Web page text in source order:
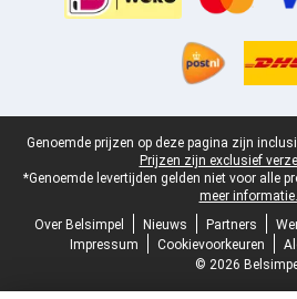
Juridische voettekst
Genoemde prijzen op deze pagina zijn
Prijzen zijn exclusief
*Genoemde levertijden gelden niet voor alle
meer informatie.
Over Belsimpel
Nieuws Partners
Impressum
Cookievoorkeuren
© 2026